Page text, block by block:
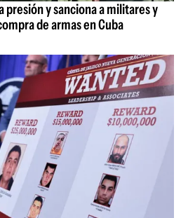
presión y sanciona a militares y
de armas en Cuba